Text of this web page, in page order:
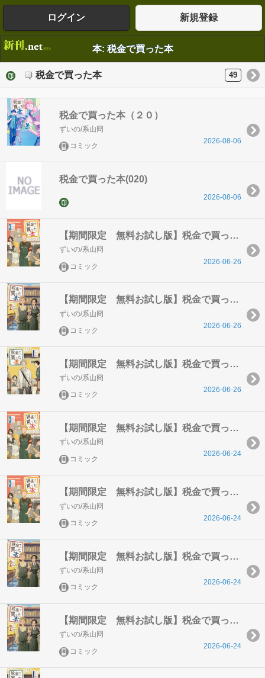
ログイン 新規登録
本: 税金で買った本
税金で買った本 49
税金で買った本（２０）
ずいの/系山冏
コミック
2026-08-06
税金で買った本(020)
2026-08-06
【期間限定 無料お試し版】税金で買った本（３）
ずいの/系山冏
コミック
2026-06-26
【期間限定 無料お試し版】税金で買った本（２）
ずいの/系山冏
コミック
2026-06-26
【期間限定 無料お試し版】税金で買った本（１）
ずいの/系山冏
コミック
2026-06-26
【期間限定 無料お試し版】税金で買った本（３）
ずいの/系山冏
コミック
2026-06-24
【期間限定 無料お試し版】税金で買った本（３）
ずいの/系山冏
コミック
2026-06-24
【期間限定 無料お試し版】税金で買った本（２）
ずいの/系山冏
コミック
2026-06-24
【期間限定 無料お試し版】税金で買った本（２）
ずいの/系山冏
コミック
2026-06-24